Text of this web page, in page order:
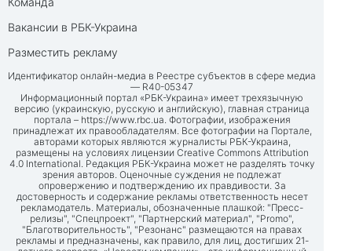
Вакансии в РБК-Украина
Разместить рекламу
Идентификатор онлайн-медиа в Реестре субъектов в сфере медиа
— R40-05347
Информационный портал «РБК-Украина» имеет трехязычную
версию (украинскую, русскую и английскую), главная страница
портала – https://www.rbc.ua. Фотографии, изображения
принадлежат их правообладателям. Все фотографии на Портале,
авторами которых являются журналисты РБК-Украина,
размещены на условиях лицензии Creative Commons Attribution
4.0 International. Редакция РБК-Украина может не разделять точку
зрения авторов. Оценочные суждения не подлежат
опровержению и подтверждению их правдивости. За
достоверность и содержание рекламы ответственность несет
рекламодатель. Материалы, обозначенные плашкой: "Пресс-
релизы", "Спецпроект", "Партнерский материал", "Promo",
"Благотворительность", "Резонанс" размещаются на правах
рекламы и предназначены, как правило, для лиц, достигших 21-